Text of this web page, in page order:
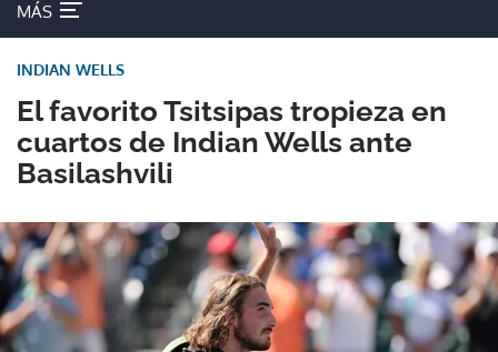
MÁS
El favorito Tsitsipas tropieza en
cuartos de Indian Wells ante
Basilashvili
INDIAN WELLS